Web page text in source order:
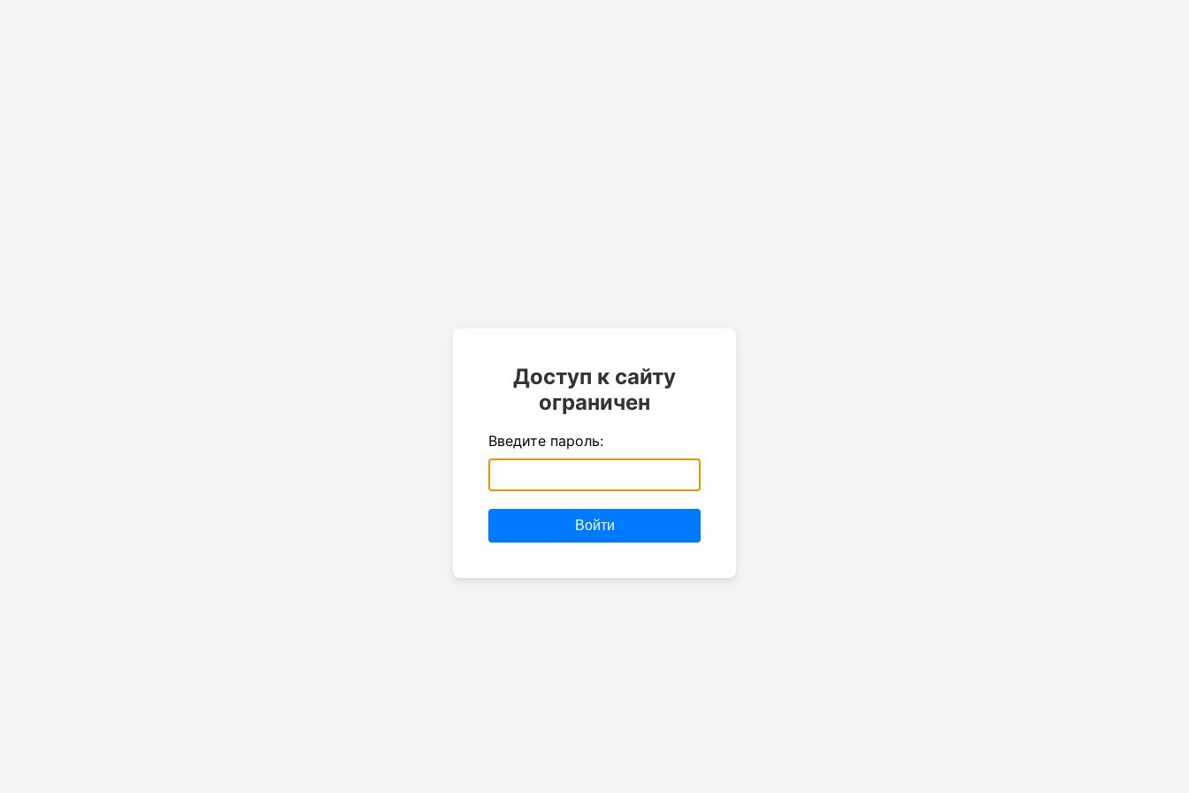
Доступ к сайту
ограничен
Введите пароль:
Войти